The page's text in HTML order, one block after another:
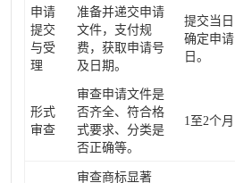
申请
提交
与受
理
准备并递交申请
文件，支付规
费，获取申请号
及日期。
提交当日
确定申请
日。
形式
审查
审查申请文件是
否齐全、符合格
式要求、分类是
否正确等。
1至2个月
审查商标显著